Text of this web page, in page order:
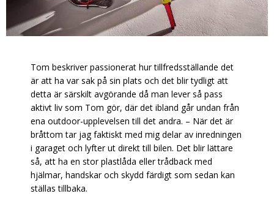
Tom beskriver passionerat hur tillfredsställande det
är att ha var sak på sin plats och det blir tydligt att
detta är särskilt avgörande då man lever så pass
aktivt liv som Tom gör, där det ibland går undan från
ena outdoor-upplevelsen till det andra. – När det är
bråttom tar jag faktiskt med mig delar av inredningen
i garaget och lyfter ut direkt till bilen. Det blir lättare
så, att ha en stor plastlåda eller trådback med
hjälmar, handskar och skydd färdigt som sedan kan
ställas tillbaka.